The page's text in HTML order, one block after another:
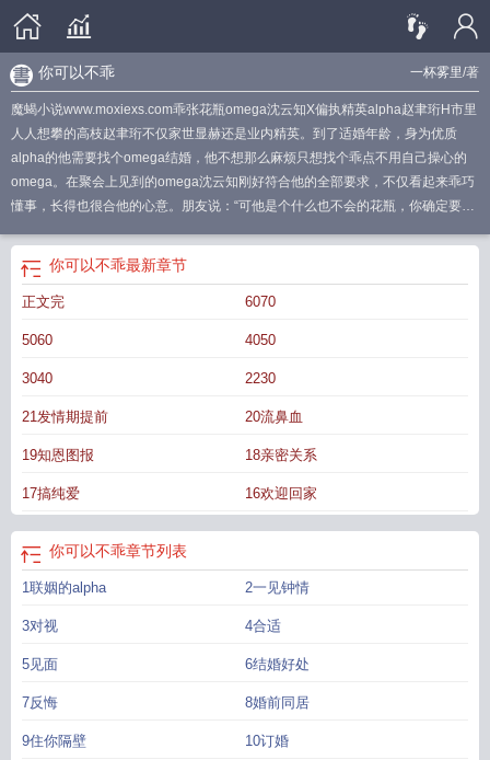
一杯雾里/著
你可以不乖
魔蝎小说www.moxiexs.com乖张花瓶omega沈云知X偏执精英alpha赵聿珩H市里
人人想攀的高枝赵聿珩不仅家世显赫还是业内精英。到了适婚年龄，身为优质
alpha的他需要找个omega结婚，他不想那么麻烦只想找个乖点不用自己操心的
omega。在聚会上见到的omega沈云知刚好符合他的全部要求，不仅看起来乖巧
懂事，长得也很合他的心意。朋友说：“可他是个什么也不会的花瓶，你确定要和
张脸。装乖这么久的沈云知正预谋着来一场放飞自我的旅行，收拾好行囊准备出
门时却被告知要和赵聿珩结婚。虽然不理解赵聿珩为什么要和他结婚，但能离开
这个窒息的家他是一万个愿意的。且这位alpha的信息素对他来说有着致命吸引
珩莞尔一笑：“未婚妻说了算。”订婚同居后，赵聿珩才发现omega并不乖巧反而
算用自己的方式教会omega变乖，限制他的一切行动。沈云知：“你要把我关起
来？！你也太坏了吧！！！”赵聿珩：“我坏？行！这个坏人我当定了！”后来，一
住alpha递过来的手打着商量：“别关着我了，我就帮你。”被信息素冲昏了头脑的
赵聿珩说了声行，猛地把omega丢床上欺身而上。醒来后发现自己被alpha彻底
标记了的沈云知面如死灰：这怎么和我想的不太一样啊？？？自由的代价也太大
了……【很重要！！！攻对受一见钟情觉得他乖所以和他结婚，精英攻但恋爱脑
且超爱老婆受一开始是喜欢攻的信息素后来才意识到自己是喜欢攻这个人，是双
箭头，两个人都离不开对方】【还有～～～】 你可以不乖by一杯雾里笔趣阁一杯
不乖by
但不能学坏 歌词你可以不乖by一杯雾里免费阅
阁你可以不乖by一杯雾里 你可以不乖但不能学坏出自哪首歌
读你可以不乖沈云知 你可以不乖全文阅读你可以不乖无删减笔趣阁在线阅
你可以不乖最新章节
正文完 6070
5060 4050
3040 2230
21发情期提前 20流鼻血
19知恩图报 18亲密关系
17搞纯爱 16欢迎回家
你可以不乖章节列表
1联姻的alpha 2一见钟情
3对视 4合适
5见面 6结婚好处
7反悔 8婚前同居
9住你隔壁 10订婚